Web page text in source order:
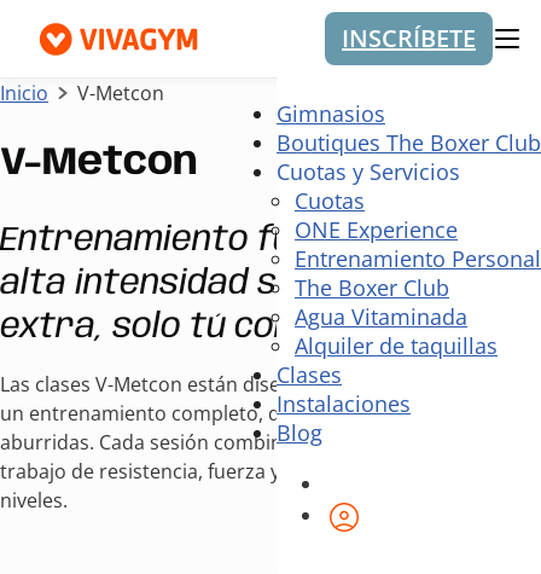
INSCRÍBETE
Gimnasios
Boutiques The Boxer Club
Cuotas y Servicios
Cuotas
ONE Experience
Entrenamiento Personal
The Boxer Club
Agua Vitaminada
Alquiler de taquillas
Clases
Instalaciones
Blog
Inicio V-Metcon
V-Metcon
Entrenamiento funcional y de
alta intensidad sin material
extra, solo tú contra tus límites.
Las clases V-Metcon están diseñadas para quienes buscan
un entrenamiento completo, desafiante y sin rutinas
aburridas. Cada sesión combina ejercicios funcionales con
trabajo de resistencia, fuerza y cardio adaptado a todos los
niveles.